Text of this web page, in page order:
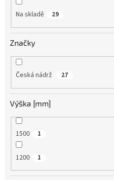
Na skladě 29
Značky
Česká nádrž 27
Výška [mm]
1500 1
1200 1